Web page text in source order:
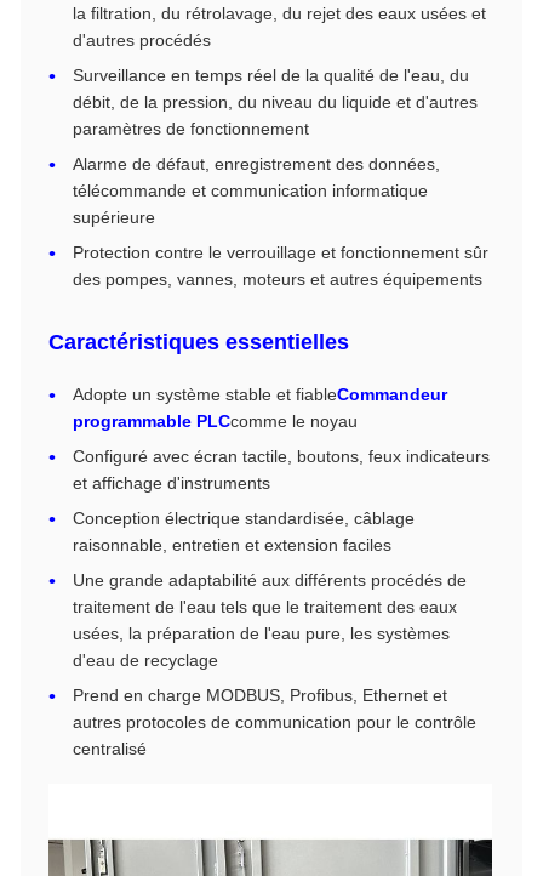
la filtration, du rétrolavage, du rejet des eaux usées et
d'autres procédés
Surveillance en temps réel de la qualité de l'eau, du
débit, de la pression, du niveau du liquide et d'autres
paramètres de fonctionnement
Alarme de défaut, enregistrement des données,
télécommande et communication informatique
supérieure
Protection contre le verrouillage et fonctionnement sûr
des pompes, vannes, moteurs et autres équipements
Caractéristiques essentielles
Adopte un système stable et fiableCommandeur
programmable PLCcomme le noyau
Configuré avec écran tactile, boutons, feux indicateurs
et affichage d'instruments
Conception électrique standardisée, câblage
raisonnable, entretien et extension faciles
Une grande adaptabilité aux différents procédés de
traitement de l'eau tels que le traitement des eaux
usées, la préparation de l'eau pure, les systèmes
d'eau de recyclage
Prend en charge MODBUS, Profibus, Ethernet et
autres protocoles de communication pour le contrôle
centralisé